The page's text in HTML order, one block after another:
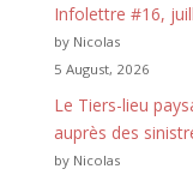
Infolettre #16,
by Nicolas
5 August, 2026
Le Tiers-lieu
auprès des
by Nicolas